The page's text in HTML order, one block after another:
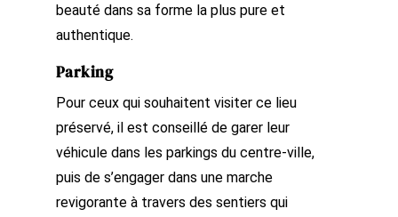
beauté dans sa forme la plus pure et
authentique.
Parking
Pour ceux qui souhaitent visiter ce lieu
préservé, il est conseillé de garer leur
véhicule dans les parkings du centre-ville,
puis de s’engager dans une marche
revigorante à travers des sentiers qui